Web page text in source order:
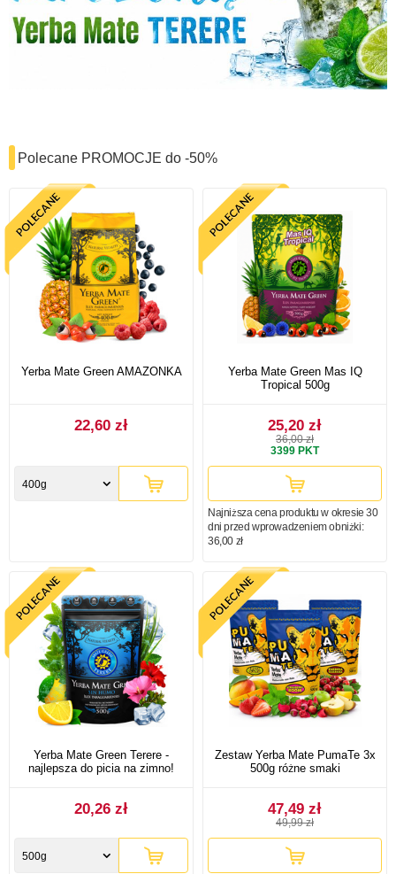
Polecane PROMOCJE do -50%
Yerba Mate Green AMAZONKA
22,60 zł
400g
Yerba Mate Green Mas IQ
Tropical 500g
25,20 zł
36,00 zł
3399 PKT
Najniższa cena produktu w okresie 30
dni przed wprowadzeniem obniżki:
36,00 zł
Yerba Mate Green Terere -
najlepsza do picia na zimno!
20,26 zł
500g
Zestaw Yerba Mate PumaTe 3x
500g różne smaki
47,49 zł
49,99 zł